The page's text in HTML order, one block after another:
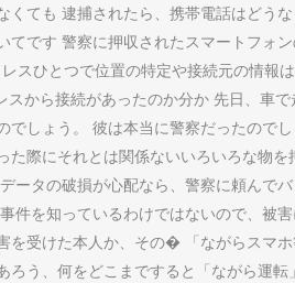
くても 逮捕されたら、携帯電話はどう
てです 警察に押収されたスマートフォ
スひとつで位置の特定や接続元の情
から接続があったのか分か 先日、車
でしょう。 彼は本当に警察だったの
た際にそれとは関係ないいろいろな物
ータの破損が心配なら、警察に頼んで
件を知っているわけではないので、被
を受けた本人か、その� 「ながらスマ
ろう、何をどこまですると「ながら運転